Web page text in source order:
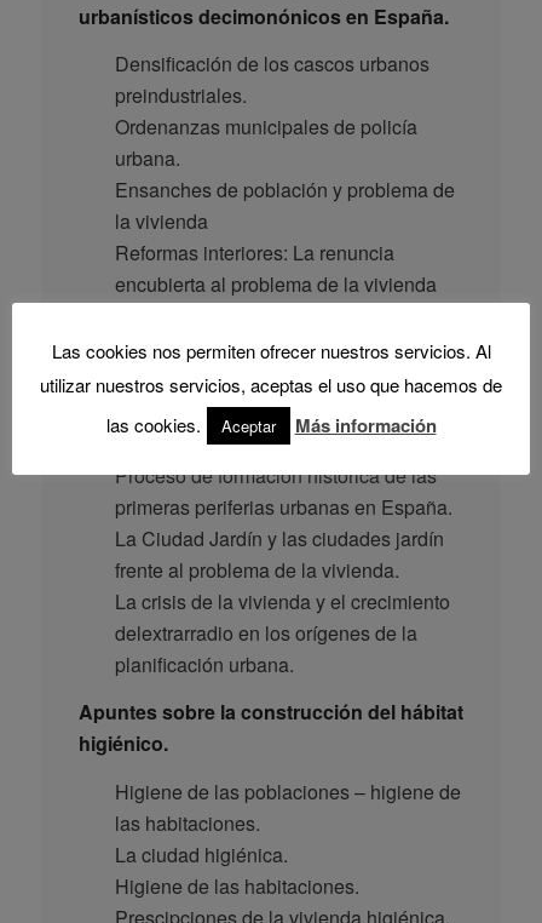
urbanísticos decimonónicos en España.
Densificación de los cascos urbanos
preindustriales.
Ordenanzas municipales de policía
urbana.
Ensanches de población y problema de
la vivienda
Reformas interiores: La renuncia
encubierta al problema de la vivienda
procesos de producción de las primeras
periferias urbanas en España.
Las primeras perifierias urbanas.
Proceso de formación histórica de las
primeras periferias urbanas en España.
La Ciudad Jardín y las ciudades jardín
frente al problema de la vivienda.
La crisis de la vivienda y el crecimiento
delextrarradio en los orígenes de la
planificación urbana.
Apuntes sobre la construcción del hábitat
higiénico.
Higiene de las poblaciones – higiene de
las habitaciones.
La ciudad higiénica.
Higiene de las habitaciones.
Prescipciones de la vivienda higiénica.
Las cookies nos permiten ofrecer nuestros servicios. Al
utilizar nuestros servicios, aceptas el uso que hacemos de
las cookies.
Aceptar Más información